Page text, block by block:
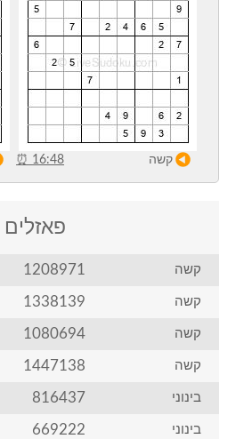
קשה 16:48
⏰
פאזלים
קשה 1208971
קשה 1338139
קשה 1080694
קשה 1447138
בינוני 816437
בינוני 669222